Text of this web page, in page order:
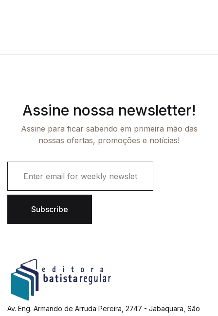
Assine nossa newsletter!
Assine para ficar sabendo em primeira mão das
nossas ofertas, promoções e notícias!
i
Subscribe
Av. Eng. Armando de Arruda Pereira, 2747 - Jabaquara, São